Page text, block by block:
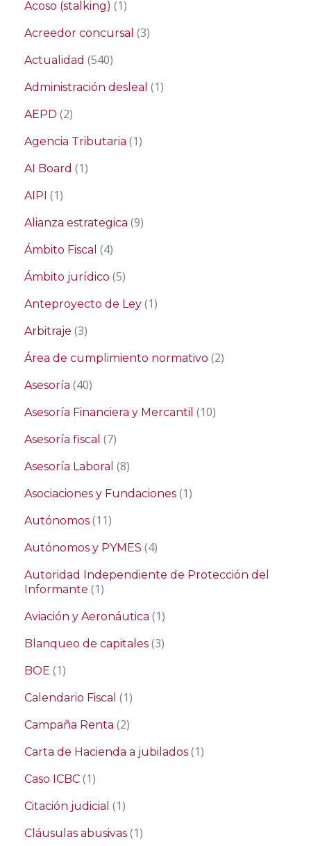
Acoso (stalking) (1)
Acreedor concursal (3)
Actualidad (540)
Administración desleal (1)
AEPD (2)
Agencia Tributaria (1)
AI Board (1)
AIPI (1)
Alianza estrategica (9)
Ámbito Fiscal (4)
Ámbito jurídico (5)
Anteproyecto de Ley (1)
Arbitraje (3)
Área de cumplimiento normativo (2)
Asesoría (40)
Asesoría Financiera y Mercantil (10)
Asesoría fiscal (7)
Asesoría Laboral (8)
Asociaciones y Fundaciones (1)
Autónomos (11)
Autónomos y PYMES (4)
Autoridad Independiente de Protección del
Informante (1)
Aviación y Aeronáutica (1)
Blanqueo de capitales (3)
BOE (1)
Calendario Fiscal (1)
Campaña Renta (2)
Carta de Hacienda a jubilados (1)
Caso ICBC (1)
Citación judicial (1)
Cláusulas abusivas (1)